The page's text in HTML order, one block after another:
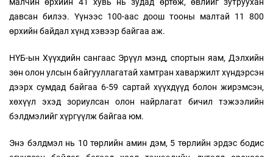
малчин өрхийн 41 хувь нь зудад өртөж, өвлийг зутруухан
давсан билээ. Үүнээс 100-аас доош тооны малтай 11 800
өрхийн байдал хүнд хэвээр байгаа аж.
НҮБ-ын Хүүхдийн сангаас Эрүүл мэнд, спортын яам, Дэлхийн
зөн олон улсын байгууллагатай хамтран хаваржилт хүндэрсэн
дээрх сумдад байгаа 6-59 сартай хүүхдүүд болон жирэмсэн,
хөхүүл эхэд зориулсан олон найрлагат бичил тэжээлийн
бэлдмэлийг хүргүүлж байгаа юм.
Энэ бэлдмэл нь 10 төрлийн амин дэм, 5 төрлийн эрдэс бодис